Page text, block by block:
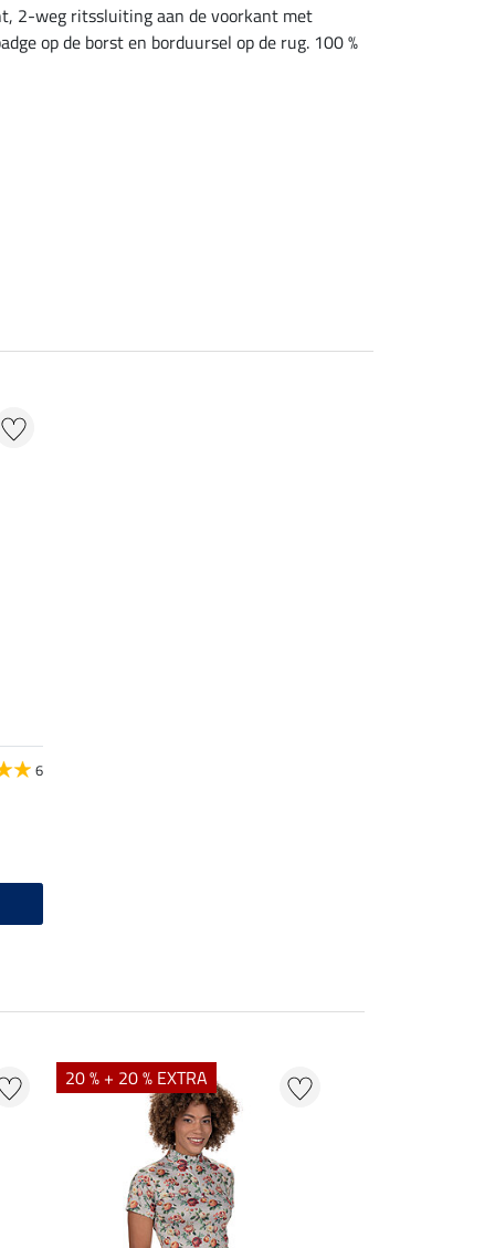
2-weg ritssluiting aan de voorkant met
op de borst en borduursel op de rug. 100 %
6
20 % + 20 % EXTRA